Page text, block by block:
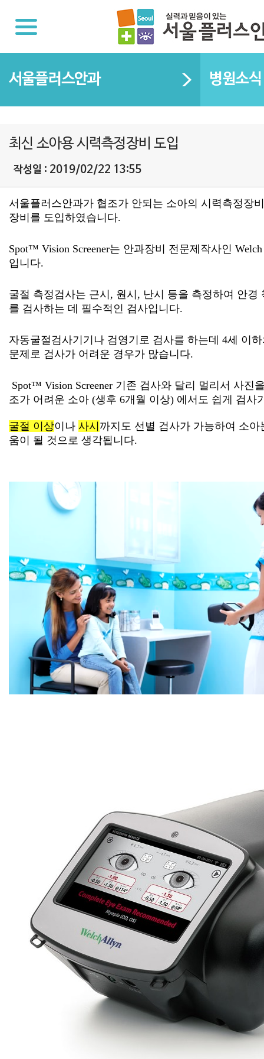
서울플러스안과 병원소식
최신 소아용 시력측정장비 도입
작성일 : 2019/02/22 13:55
장비를 도입하였습니다.
Spot™ Vision Screener는 안과장비 전문제작사인
입니다.
를 검사하는 데 필수적인 검사입니다.
문제로 검사가 어려운 경우가 많습니다.
조가 어려운 소아 (생후 6개월 이상) 에서도 쉽게 검사
굴절 이상이나 사시
움이 될 것으로 생각됩니다.